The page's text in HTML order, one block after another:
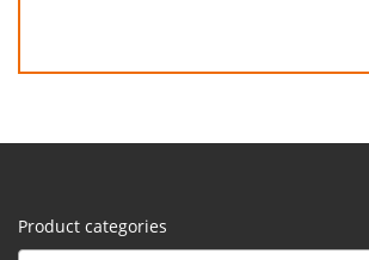
Product categories